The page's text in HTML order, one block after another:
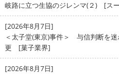
岐路に立つ生協のジレンマ(２) [ス
[2026年8月7日]
＜太子堂(東京)事件＞ 与信判断を
更 [菓子業界]
[2026年8月7日]